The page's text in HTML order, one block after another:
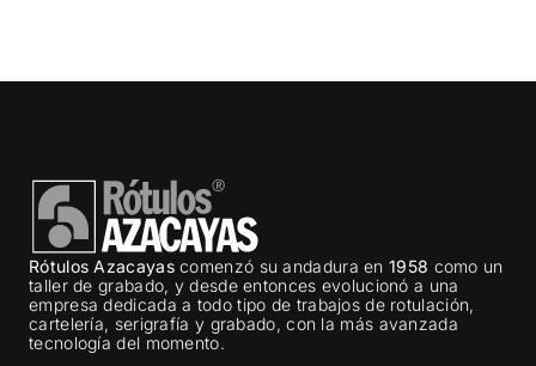
Rótulos Azacayascomenzó su andadura en1958 como un
taller de grabado, y desde entonces evolucionó a una
empresa dedicada a todo tipo de trabajos de rotulación,
cartelería, serigrafía y grabado, con la más avanzada
tecnología del momento.